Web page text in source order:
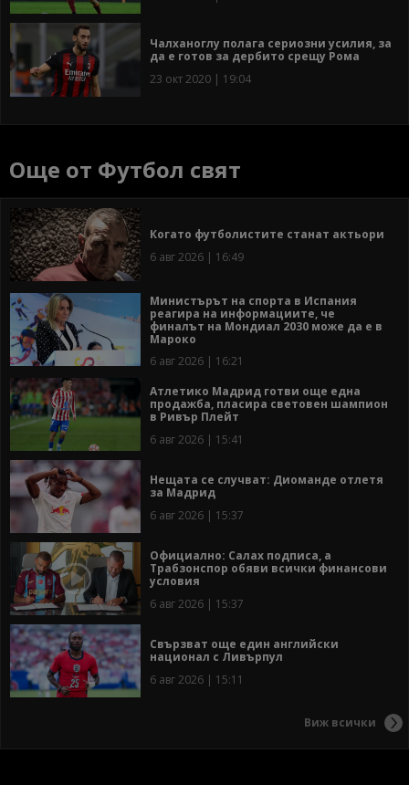
Чалханоглу полага сериозни усилия, за
да е готов за дербито срещу Рома
23 окт 2020 | 19:04
Още от Футбол свят
Когато футболистите станат актьори
6 авг 2026 | 16:49
Министърът на спорта в Испания
реагира на информациите, че
финалът на Мондиал 2030 може да е в
Мароко
6 авг 2026 | 16:21
Атлетико Мадрид готви още една
продажба, пласира световен шампион
в Ривър Плейт
6 авг 2026 | 15:41
Нещата се случват: Диоманде отлетя
за Мадрид
6 авг 2026 | 15:37
Официално: Салах подписа, а
Трабзонспор обяви всички финансови
условия
6 авг 2026 | 15:37
Свързват още един английски
национал с Ливърпул
6 авг 2026 | 15:11
Виж всички